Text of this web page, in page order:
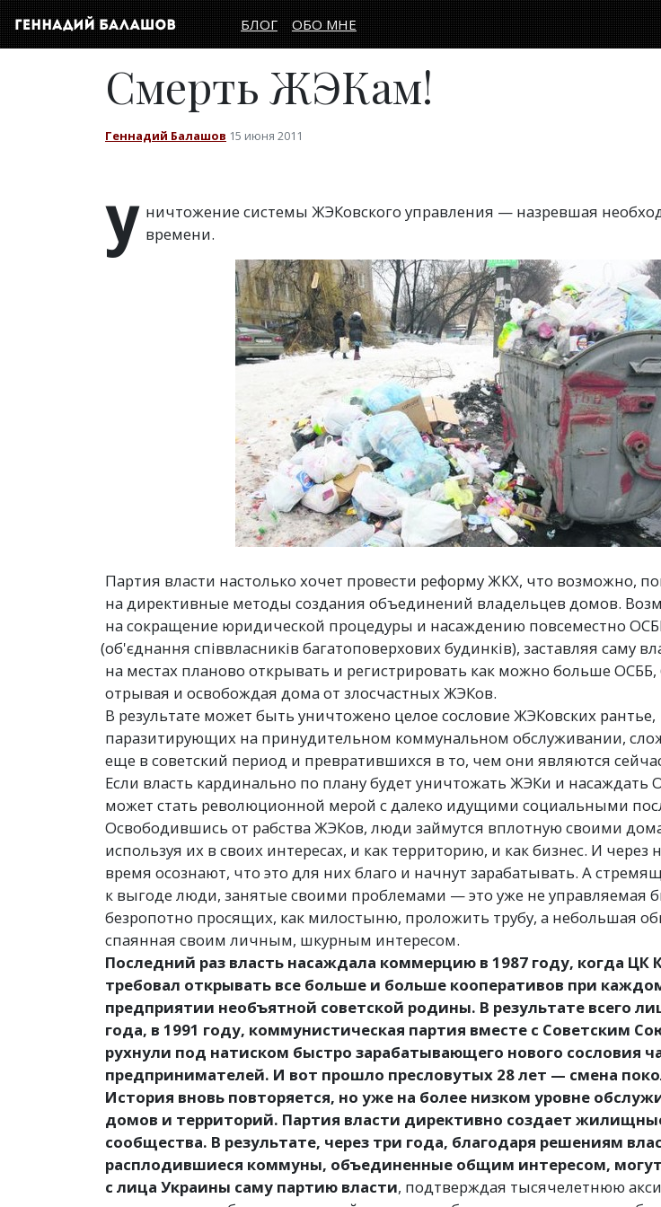
БЛОГ ОБО МНЕ
Смерть ЖЭКам!
Геннадий Балашов 15 июня 2011
У ничтожение системы ЖЭКовского управления — назревшая
времени.
Партия власти настолько хочет провести реформу ЖКХ, что возможно,
на директивные методы создания объединений владельцев домов.
на сокращение юридической процедуры и насаждению повсеместно
(об'єднання співвласників багатоповерхових будинків), заставляя саму
на местах планово открывать и регистрировать как можно больше ОСББ,
отрывая и освобождая дома от злосчастных ЖЭКов.
В результате может быть уничтожено целое сословие ЖЭКовских рантье,
паразитирующих на принудительном коммунальном обслуживании,
еще в советский период и превратившихся в то, чем они являются
Если власть кардинально по плану будет уничтожать ЖЭКи и насаждать
может стать революционной мерой с далеко идущими социальными
Освободившись от рабства ЖЭКов, люди займутся вплотную своими
используя их в своих интересах, и как территорию, и как бизнес. И через
время осознают, что это для них благо и начнут зарабатывать. А
к выгоде люди, занятые своими проблемами — это уже не управляемая
безропотно просящих, как милостыню, проложить трубу, а небольшая
спаянная своим личным, шкурным интересом.
Последний раз власть насаждала коммерцию в 1987 году, когда ЦК
требовал открывать все больше и больше кооперативов при
предприятии необъятной советской родины. В результате всего
года, в 1991 году, коммунистическая партия вместе с Советским
рухнули под натиском быстро зарабатывающего нового сословия
предпринимателей. И вот прошло пресловутых 28 лет — смена
История вновь повторяется, но уже на более низком уровне
домов и территорий. Партия власти директивно создает
сообщества. В результате, через три года, благодаря решениям
расплодившиеся коммуны, объединенные общим интересом,
с лица Украины саму партию власти, подтверждая тысячелетнюю